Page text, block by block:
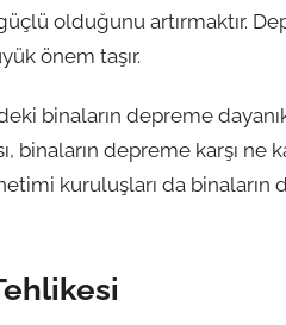
olduğunu artırmaktır.
önem taşır.
binaların depreme
binaların depreme karşı
kuruluşları da